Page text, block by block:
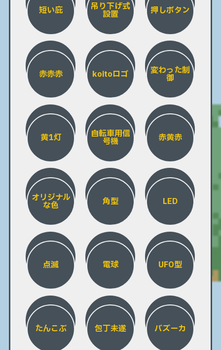
短い庇 吊り下げ式
設置 押しボタン
赤赤赤 koitoロゴ 変わった制
御
黄1灯 自転車用信
号機 赤黄赤
オリジナル
な色 角型 LED
点滅 電球 UFO型
たんこぶ 包丁未遂 バズーカ